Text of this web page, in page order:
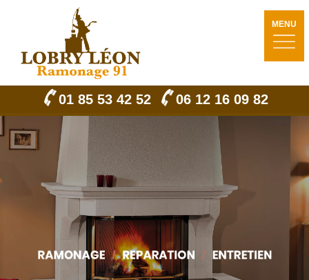
MENU
01 85 53 42 52 06 12 16 09 82